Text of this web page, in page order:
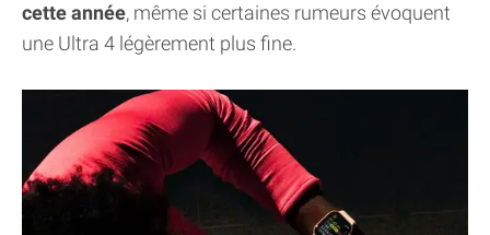
cette année, même si certaines rumeurs évoquent
une Ultra 4 légèrement plus fine.